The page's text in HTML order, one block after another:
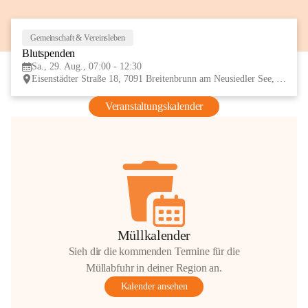
Gemeinschaft & Vereinsleben
Blutspenden
Sa., 29. Aug., 07:00 - 12:30
Eisenstädter Straße 18, 7091 Breitenbrunn am Neusiedler See, AUT
Veranstaltungskalender
Müllkalender
Sieh dir die kommenden Termine für die
Müllabfuhr in deiner Region an.
Kalender ansehen